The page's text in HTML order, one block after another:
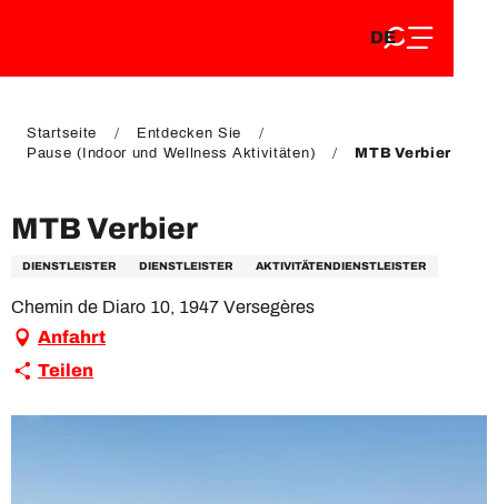
EN
DE
FR
Startseite
Entdecken Sie
Pause (Indoor und Wellness Aktivitäten)
MTB Verbier
MTB Verbier
DIENSTLEISTER DIENSTLEISTER AKTIVITÄTENDIENSTLEISTER
Chemin de Diaro 10, 1947 Versegères
Anfahrt
Teilen